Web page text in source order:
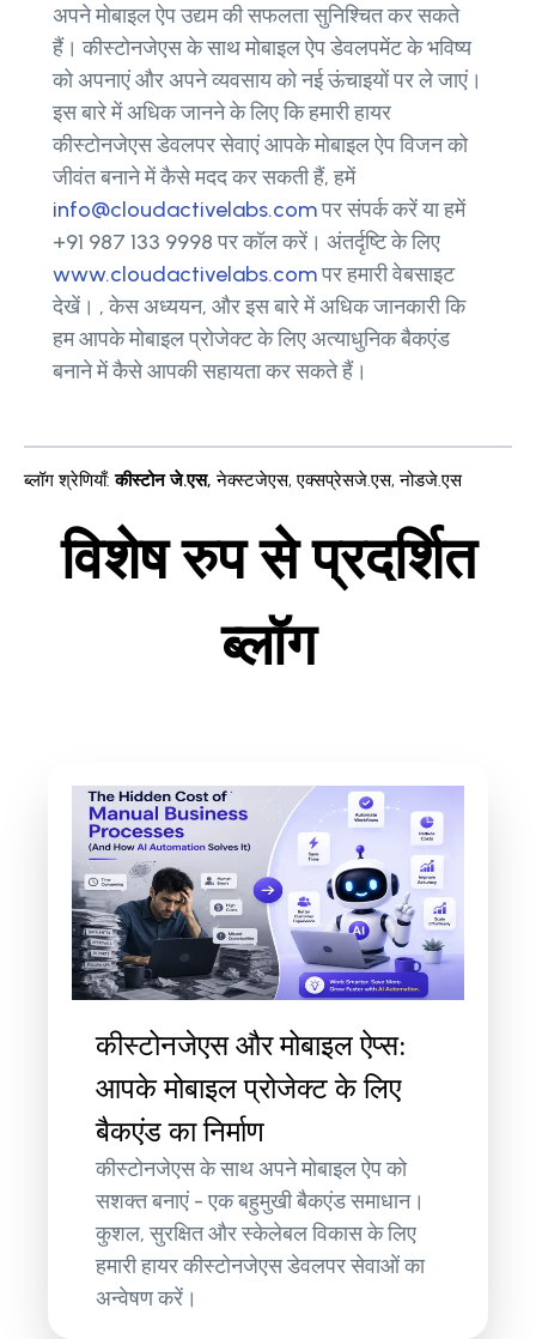
अपने मोबाइल ऐप उद्यम की सफलता सुनिश्चित कर सकते
हैं। कीस्टोनजेएस के साथ मोबाइल ऐप डेवलपमेंट के भविष्य
को अपनाएं और अपने व्यवसाय को नई ऊंचाइयों पर ले जाएं।
इस बारे में अधिक जानने के लिए कि हमारी हायर
कीस्टोनजेएस डेवलपर सेवाएं आपके मोबाइल ऐप विजन को
जीवंत बनाने में कैसे मदद कर सकती हैं, हमें
info@cloudactivelabs.comपर संपर्क करें या हमें
+91 987 133 9998 पर कॉल करें। अंतर्दृष्टि के लिए
www.cloudactivelabs.comपर हमारी वेबसाइट
देखें। , केस अध्ययन, और इस बारे में अधिक जानकारी कि
हम आपके मोबाइल प्रोजेक्ट के लिए अत्याधुनिक बैकएंड
बनाने में कैसे आपकी सहायता कर सकते हैं।
ब्लॉग श्रेणियाँ: कीस्टोन जे.एस, नेक्स्टजेएस,एक्सप्रेसजे.एस,नोडजे.एस
विशेष रुप से प्रदर्शित
ब्लॉग
कीस्टोनजेएस और मोबाइल ऐप्स:
आपके मोबाइल प्रोजेक्ट के लिए
बैकएंड का निर्माण
कीस्टोनजेएस के साथ अपने मोबाइल ऐप को
सशक्त बनाएं - एक बहुमुखी बैकएंड समाधान।
कुशल, सुरक्षित और स्केलेबल विकास के लिए
हमारी हायर कीस्टोनजेएस डेवलपर सेवाओं का
अन्वेषण करें।